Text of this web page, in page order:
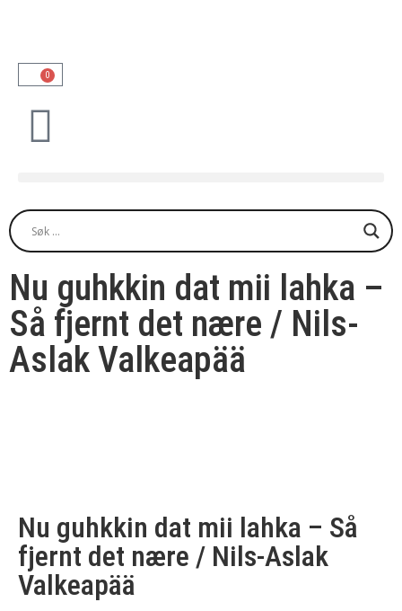
0
Nu guhkkin dat mii lahka –
Så fjernt det nære / Nils-
Aslak Valkeapää
Nu guhkkin dat mii lahka – Så
fjernt det nære / Nils-Aslak
Valkeapää